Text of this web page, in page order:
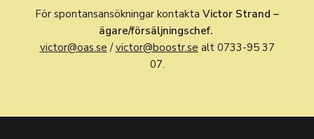
För spontansansökningar kontakta Victor Strand –
ägare/försäljningschef.
victor@oas.se /victor@boostr.se alt 0733-95 37
07.